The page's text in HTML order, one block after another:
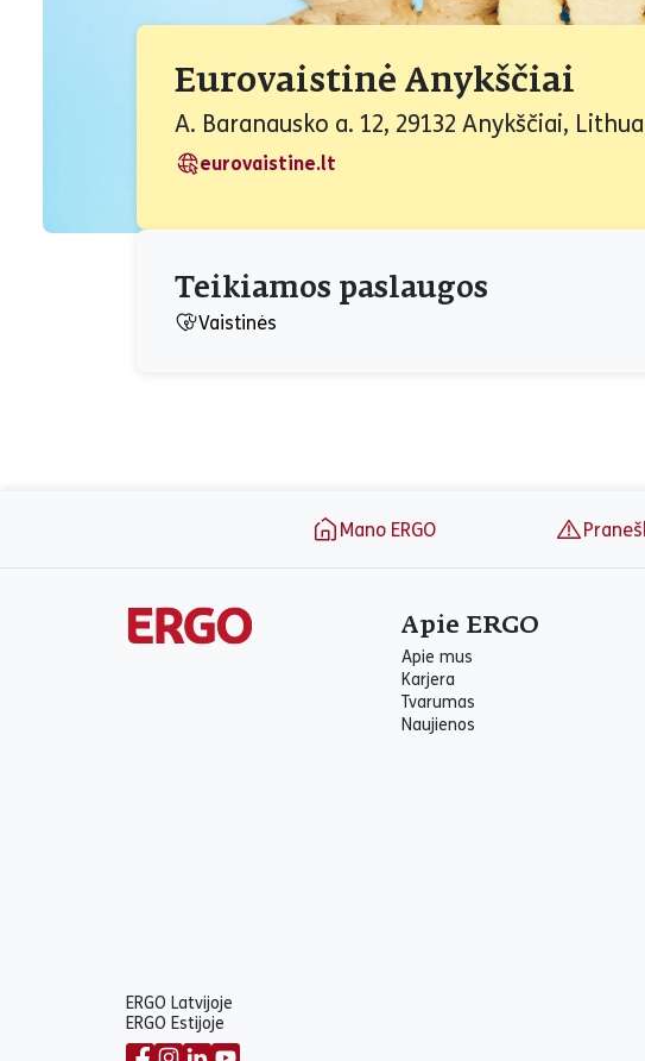
Eurovaistinė Anykščiai
A. Baranausko a. 12, 29132 Anykščiai,
eurovaistine.lt
Teikiamos paslaugos
Vaistinės
Puslapio apačiaMano ERGO
Apie ERGO
Apie mus
Karjera
Tvarumas
Naujienos
ERGO Latvijoje
ERGO Estijoje